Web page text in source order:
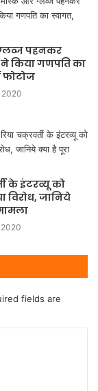
पहनकर
ने किया गणपति का
फोटोज
2020
के इंटरव्यू को
विरोध, जानिये
fields are